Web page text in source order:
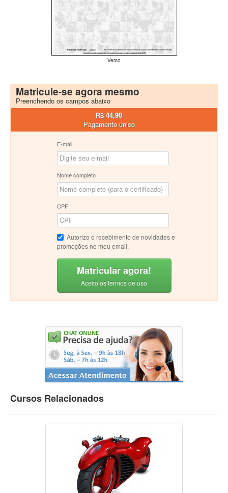
Verso
Matricule-se agora mesmo
Preenchendo os campos abaixo
R$ 44,90
Pagamento único
E-mail
Nome completo
CPF
Autorizo o recebimento de novidades e
promoções no meu email.
Matricular agora!
Aceito os termos de uso
Cursos Relacionados